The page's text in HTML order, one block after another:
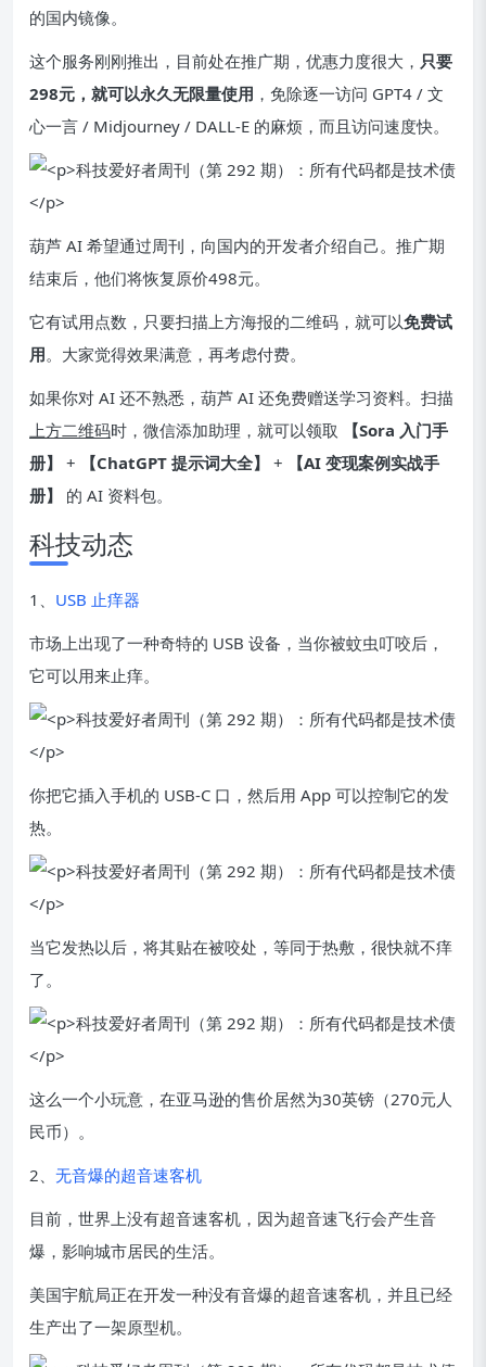
的国内镜像。
这个服务刚刚推出，目前处在推广期，优惠力度很大， 只要
298元，就可以永久无限量使用 ，免除逐一访问 GPT4 / 文
心一言 / Midjourney / DALL-E 的麻烦，而且访问速度快。
葫芦 AI 希望通过周刊，向国内的开发者介绍自己。推广期
结束后，他们将恢复原价498元。
它有试用点数，只要扫描上方海报的二维码，就可以免费试
用。大家觉得效果满意，再考虑付费。
如果你对 AI 还不熟悉，葫芦 AI 还免费赠送学习资料。扫描
上方二维码时，微信添加助理，就可以领取
【Sora 入门手
册】
+ 【ChatGPT 提示词大全】 +
【AI 变现案例实战手
册】
的 AI 资料包。
科技动态
1、 USB 止痒器
市场上出现了一种奇特的 USB 设备，当你被蚊虫叮咬后，
它可以用来止痒。
你把它插入手机的 USB-C 口，然后用 App 可以控制它的发
热。
当它发热以后，将其贴在被咬处，等同于热敷，很快就不痒
了。
这么一个小玩意，在亚马逊的售价居然为30英镑（270元人
民币）。
2、 无音爆的超音速客机
目前，世界上没有超音速客机，因为超音速飞行会产生音
爆，影响城市居民的生活。
美国宇航局正在开发一种没有音爆的超音速客机，并且已经
生产出了一架原型机。